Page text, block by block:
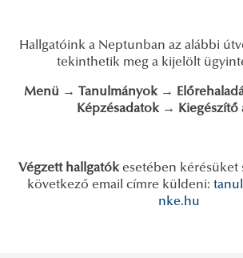
Hallgatóink a Neptunban az alábbi
tekinthetik meg a kijelölt
Menü → Tanulmányok → El őrehalad
Képzésadatok → Kiegészítő
Végzett hallgatókesetében kérésüket
következő email címre küldeni:
nke.hu